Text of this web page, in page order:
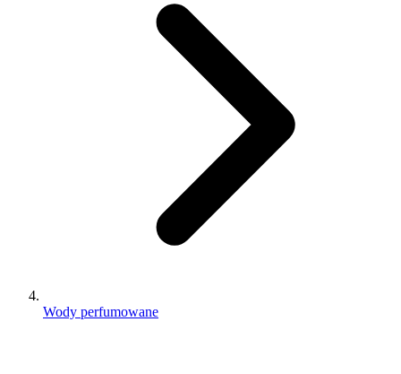
Wody perfumowane